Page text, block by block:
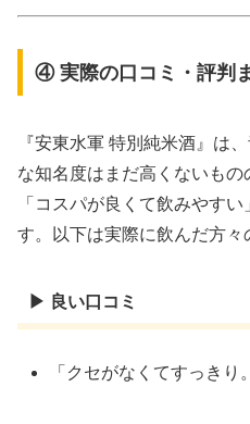
④ 実際の口コミ・評判
『安東水軍 特別純米酒』は
な知名度はまだ高くないも
「コスパが良くて飲みやす
す。以下は実際に飲んだ方々
▶ 良い口コミ
「クセがなくてすっきり